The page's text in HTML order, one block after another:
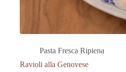
Pasta Fresca Ripiena
Ravioli alla Genovese